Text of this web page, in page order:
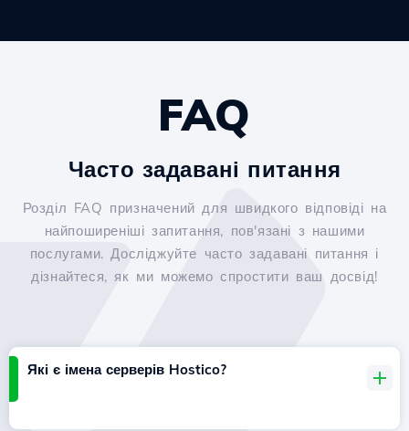
FAQ
Часто задавані питання
Розділ FAQ призначений для швидкого відповіді на
найпоширеніші запитання, пов'язані з нашими
послугами. Досліджуйте часто задавані питання і
дізнайтеся, як ми можемо спростити ваш досвід!
Які є імена серверів Hostico?